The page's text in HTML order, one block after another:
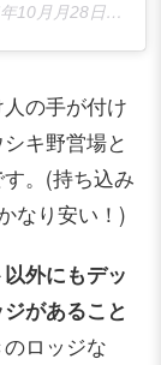
月28日午前5時40分PDT
の手が付け
キ野営場と
。(持ち込み
なり安い！)
外にもデッ
があること
ロッジな